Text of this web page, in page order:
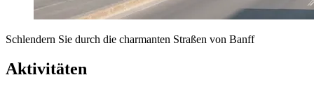
Schlendern Sie durch die charmanten Straßen von Banff
Aktivitäten